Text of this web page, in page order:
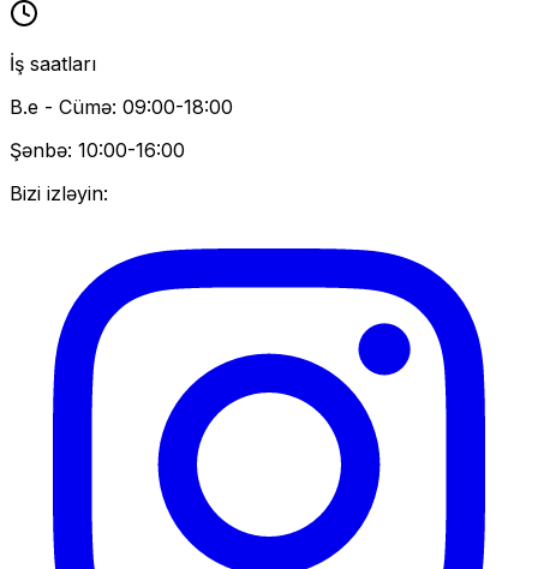
İş saatları
B.e - Cümə: 09:00-18:00
Şənbə: 10:00-16:00
Bizi izləyin: